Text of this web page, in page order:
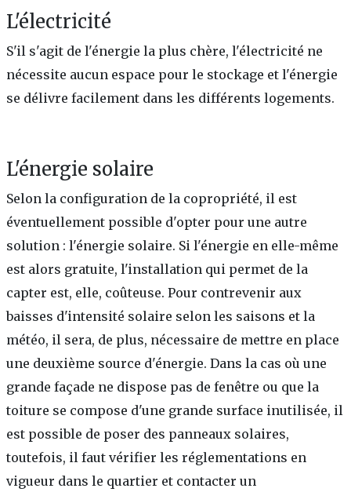
L'électricité
S'il s'agit de l'énergie la plus chère, l'électricité ne
nécessite aucun espace pour le stockage et l'énergie
se délivre facilement dans les différents logements.
L'énergie solaire
Selon la configuration de la copropriété, il est
éventuellement possible d'opter pour une autre
solution : l'énergie solaire. Si l'énergie en elle-même
est alors gratuite, l'installation qui permet de la
capter est, elle, coûteuse. Pour contrevenir aux
baisses d'intensité solaire selon les saisons et la
météo, il sera, de plus, nécessaire de mettre en place
une deuxième source d'énergie. Dans la cas où une
grande façade ne dispose pas de fenêtre ou que la
toiture se compose d'une grande surface inutilisée, il
est possible de poser des panneaux solaires,
toutefois, il faut vérifier les réglementations en
vigueur dans le quartier et contacter un